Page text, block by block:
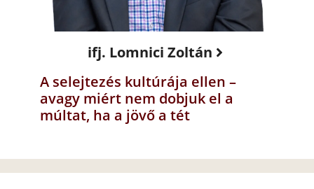
ifj. Lomnici Zoltán
A selejtezés kultúrája ellen –
avagy miért nem dobjuk el a
múltat, ha a jövő a tét